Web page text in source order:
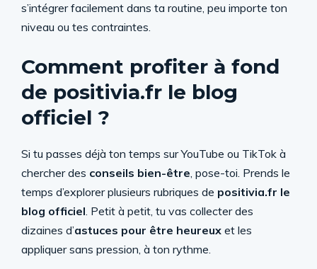
s’intégrer facilement dans ta routine, peu importe ton
niveau ou tes contraintes.
Comment profiter à fond
de positivia.fr le blog
officiel ?
Si tu passes déjà ton temps sur YouTube ou TikTok à
chercher des conseils bien-être, pose-toi. Prends le
temps d’explorer plusieurs rubriques de positivia.fr le
blog officiel. Petit à petit, tu vas collecter des
dizaines d’astuces pour être heureux et les
appliquer sans pression, à ton rythme.